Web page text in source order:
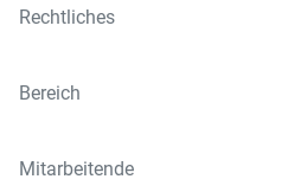
Rechtliches
Bereich
Mitarbeitende